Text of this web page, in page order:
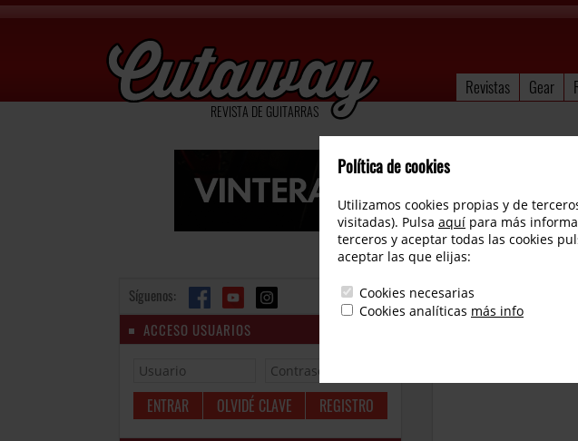
REVISTA DE GUITARRAS
Revistas Gear
Prashant Aswani
Síguenos:
ACCESO USUARIOS
OLVIDÉ CLAVE REGISTRO
Política de cookies
Utilizamos cookies propias y de
visitadas). Pulsa aquí para más
terceros y aceptar todas las cookies
aceptar las que elijas:
Cookies necesarias
Cookies analíticas más info